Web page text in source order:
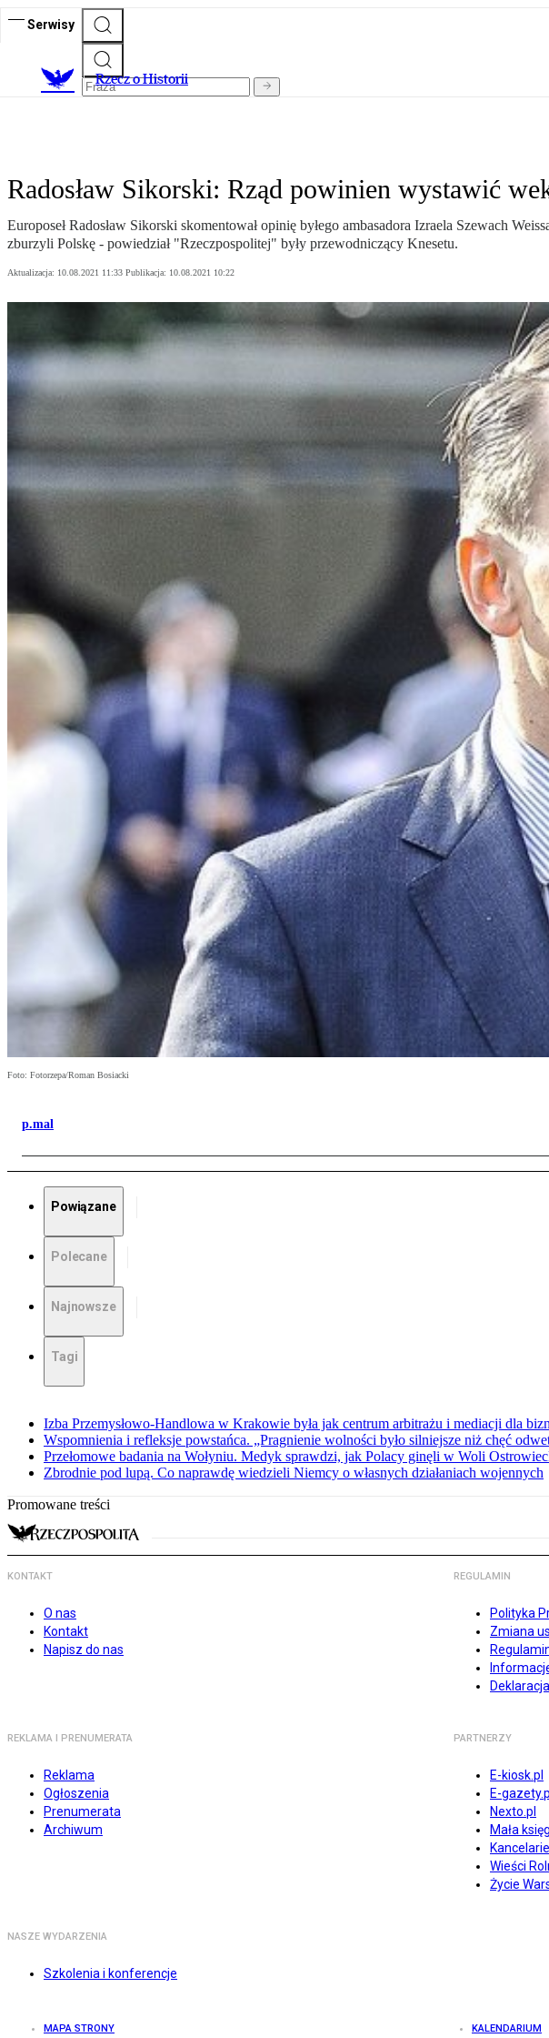
Serwisy
Rzecz o Historii
Radosław Sikorski: Rząd powinien wystawić
Europoseł Radosław Sikorski skomentował opinię byłego ambasadora Izraela Szewach
zburzyli Polskę - powiedział "Rzeczpospolitej" były przewodniczący Knesetu.
Aktualizacja: 10.08.2021 11:33 Publikacja: 10.08.2021 10:22
Foto: Fotorzepa/Roman Bosiacki
p.mal
Powiązane
Polecane
Najnowsze
Tagi
Izba Przemysłowo-Handlowa w Krakowie była jak centrum arbitrażu i mediacji dla
Wspomnienia i refleksje powstańca. „Pragnienie wolności było silniejsze niż chęć
Przełomowe badania na Wołyniu. Medyk sprawdzi, jak Polacy ginęli w Woli
Zbrodnie pod lupą. Co naprawdę wiedzieli Niemcy o własnych działaniach wojennych
Promowane treści
KONTAKT
O nas
Kontakt
Napisz do nas
REGULAMIN
Polityka
Zmiana
REKLAMA I PRENUMERATA
Reklama
Ogłoszenia
Prenumerata
Archiwum
PARTNERZY
E-kiosk.pl
E-gazety.pl
Nexto.pl
Mała
Wieści
Życie
NASZE WYDARZENIA
Szkolenia i konferencje
MAPA STRONY KALENDARIUM